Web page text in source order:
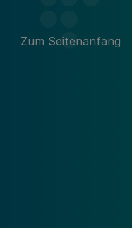
Zum Seitenanfang